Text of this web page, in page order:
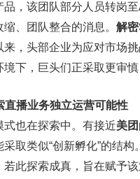
，该团队部分人员转岗至
、团队整合的消息。 解密
，头部企业为应对市场
下，巨头们正采取更审慎
直播业务独立运营可能性
也在探索中。有接近美团
取类似“创新孵化”的结
若此探索成真，旨在赋予